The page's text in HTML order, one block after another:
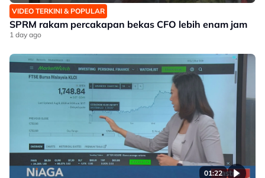
VIDEO TERKINI & POPULAR
SPRM rakam percakapan bekas CFO lebih enam jam
1 day ago
01:22